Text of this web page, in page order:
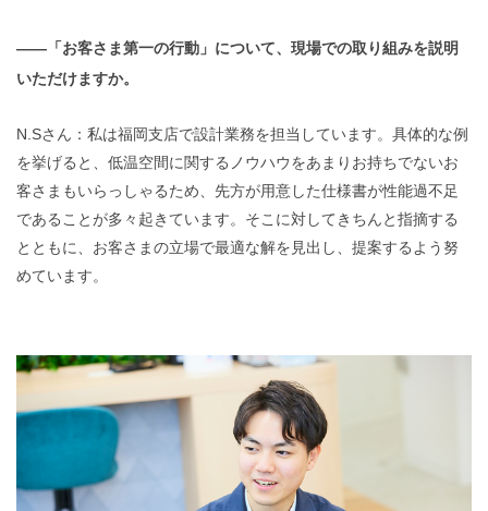
——「お客さま第一の行動」について、現場での取り組みを説明
いただけますか。
N.Sさん：私は福岡支店で設計業務を担当しています。具体的な例
を挙げると、低温空間に関するノウハウをあまりお持ちでないお
客さまもいらっしゃるため、先方が用意した仕様書が性能過不足
であることが多々起きています。そこに対してきちんと指摘する
とともに、お客さまの立場で最適な解を見出し、提案するよう努
めています。